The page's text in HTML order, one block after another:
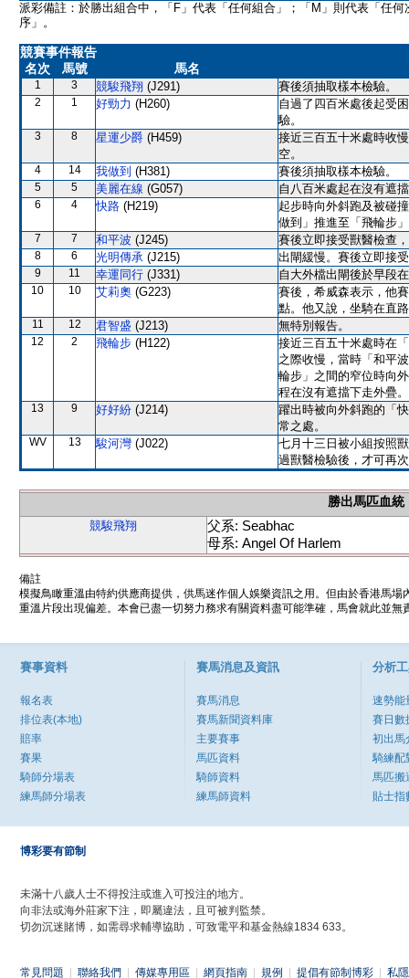
派彩備註：於勝出組合中，「F」代表「任何組合」；「M」則代表「任何
序」。
競賽事件報告
名次
馬號 馬名
1 3 競駿飛翔 (J291) 賽後須抽取樣本檢驗。
2 1 好勁力 (H260)
自過了四百米處後起受
驗。
3 8 星運少爵 (H459)
接近三百五十米處時收
空。
4 14 我做到 (H381) 賽後須抽取樣本檢驗。
5 5 美麗在線 (G057) 自八百米處起在沒有遮
6 4 快路 (H219)
起步時向外斜跑及被碰
做到」推進至「飛輪步
7 7 和平波 (J245) 賽後立即接受獸醫檢查
8 6 光明傳承 (J215) 出閘緩慢。賽後立即接
9 11 幸運同行 (J331) 自大外檔出閘後於早段
10 10 艾莉奧 (G223)
賽後，希威森表示，他
點。他又說，坐騎在直
11 12 君智盛 (J213) 無特別報告。
12 2 飛輪步 (H122)
接近三百五十米處時在
之際收慢，當時「和平
輪步」之間的窄位時向
程在沒有遮擋下走外疊。
13 9 好好紛 (J214)
躍出時被向外斜跑的「
常之處。
WV 13 駿河灣 (J022)
七月十三日被小組按照
過獸醫檢驗後，才可再
勝出馬匹血統
競駿飛翔
父系: Seabhac
母系: Angel Of Harlem
備註
模擬鳥瞰重溫由特約供應商提供，供馬迷作個人娛樂資訊之用。但由於香港馬
重溫片段出現偏差。本會已盡一切努力務求有關資料盡可能準確，馬會就此並
賽事資料
報名表
排位表(本地)
賠率
賽果
騎師分場表
練馬師分場表
賽馬消息及資訊
賽馬消息
賽馬新聞資料庫
主要賽事
馬匹資料
騎師資料
練馬師資料
分析
速勢能
賽日數
初出馬
騎練配
馬匹搬
貼士指
博彩要有節制
未滿十八歲人士不得投注或進入可投注的地方。
向非法或海外莊家下注，即屬違法，且可被判監禁。
切勿沉迷賭博，如需尋求輔導協助，可致電平和基金熱線1834 633。
常見問題 聯絡我們 傳媒專用區 網頁指南 規例 提倡有節制博彩 私